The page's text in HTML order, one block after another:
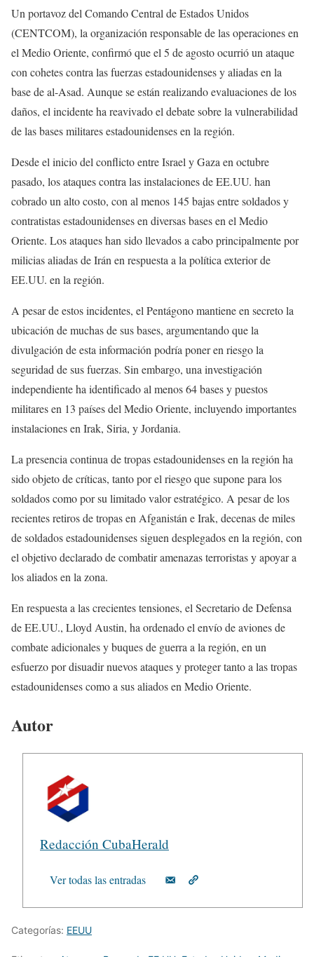
Un portavoz del Comando Central de Estados Unidos
(CENTCOM), la organización responsable de las operaciones en
el Medio Oriente, confirmó que el 5 de agosto ocurrió un ataque
con cohetes contra las fuerzas estadounidenses y aliadas en la
base de al-Asad. Aunque se están realizando evaluaciones de los
daños, el incidente ha reavivado el debate sobre la vulnerabilidad
de las bases militares estadounidenses en la región.
Desde el inicio del conflicto entre Israel y Gaza en octubre
pasado, los ataques contra las instalaciones de EE.UU. han
cobrado un alto costo, con al menos 145 bajas entre soldados y
contratistas estadounidenses en diversas bases en el Medio
Oriente. Los ataques han sido llevados a cabo principalmente por
milicias aliadas de Irán en respuesta a la política exterior de
EE.UU. en la región.
A pesar de estos incidentes, el Pentágono mantiene en secreto la
ubicación de muchas de sus bases, argumentando que la
divulgación de esta información podría poner en riesgo la
seguridad de sus fuerzas. Sin embargo, una investigación
independiente ha identificado al menos 64 bases y puestos
militares en 13 países del Medio Oriente, incluyendo importantes
instalaciones en Irak, Siria, y Jordania.
La presencia continua de tropas estadounidenses en la región ha
sido objeto de críticas, tanto por el riesgo que supone para los
soldados como por su limitado valor estratégico. A pesar de los
recientes retiros de tropas en Afganistán e Irak, decenas de miles
de soldados estadounidenses siguen desplegados en la región, con
el objetivo declarado de combatir amenazas terroristas y apoyar a
los aliados en la zona.
En respuesta a las crecientes tensiones, el Secretario de Defensa
de EE.UU., Lloyd Austin, ha ordenado el envío de aviones de
combate adicionales y buques de guerra a la región, en un
esfuerzo por disuadir nuevos ataques y proteger tanto a las tropas
estadounidenses como a sus aliados en Medio Oriente.
Autor
Redacción CubaHerald
Ver todas las entradas
Categorías: EEUU